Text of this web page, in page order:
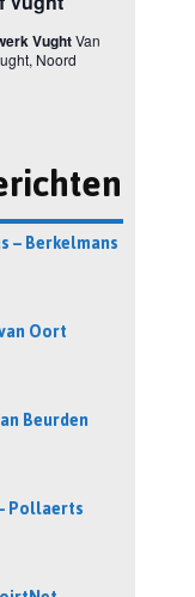
– Berkelmans
Oort
Beurden
Pollaerts